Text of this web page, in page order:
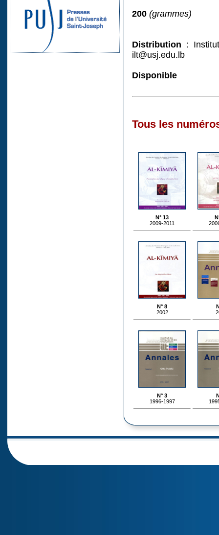
200 (grammes)
Distribution :
ilt@usj.edu.lb
Disponible
Tous les
N° 13
2009-2011
N° 8
2002
N° 3
1996-1997